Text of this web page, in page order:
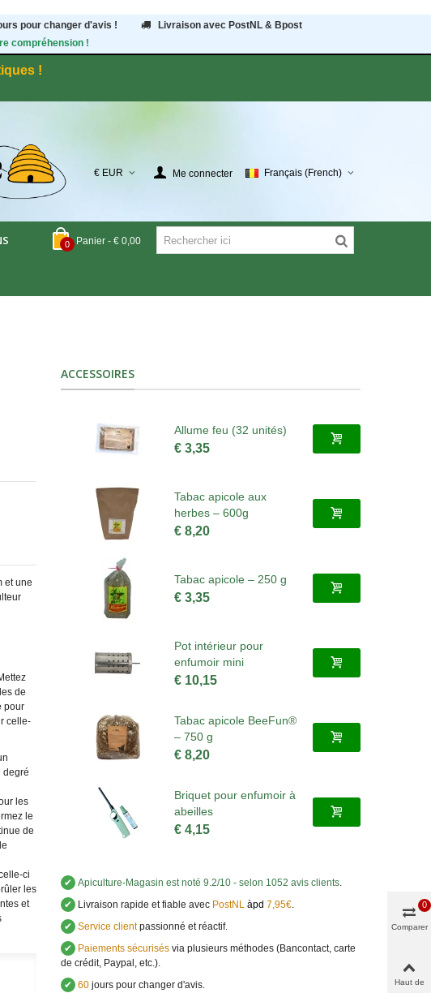
pour changer d'avis !
Livraison avec PostNL & Bpost
compréhension !
!
€ EUR Me connecter Français (French)
0 Panier - € 0,00
et une
de
pour
celle-
degré
les
le
de
ci
les
et
ACCESSOIRES
Allume feu (32 unités)
€ 3,35
Tabac apicole aux
herbes – 600g
€ 8,20
Tabac apicole – 250 g
€ 3,35
Pot intérieur pour
enfumoir mini
€ 10,15
Tabac apicole BeeFun®
– 750 g
€ 8,20
Briquet pour enfumoir à
abeilles
€ 4,15
✔ Apiculture-Magasin est noté 9.2/10 - selon 1052 avis clients.
✔ Livraison rapide et fiable avecPostNL àpd 7,95€.
✔ Service clientpassionné et réactif.
✔ Paiements sécurisésvia plusieurs méthodes (Bancontact, carte
de crédit, Paypal, etc.).
✔ 60jours pour changer d'avis.
Comparer
0
Haut de